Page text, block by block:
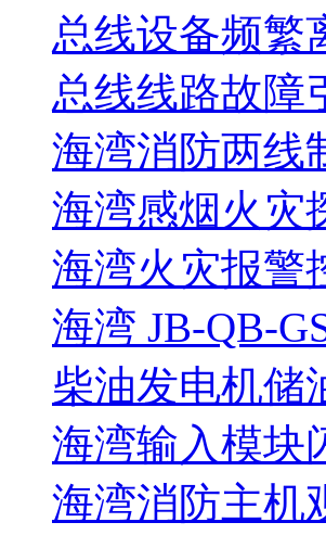
总线设备频繁
总线线路故障
海湾消防两线
海湾感烟火灾
海湾火灾报警
海湾 JB-QB-
柴油发电机储
海湾输入模块
海湾消防主机